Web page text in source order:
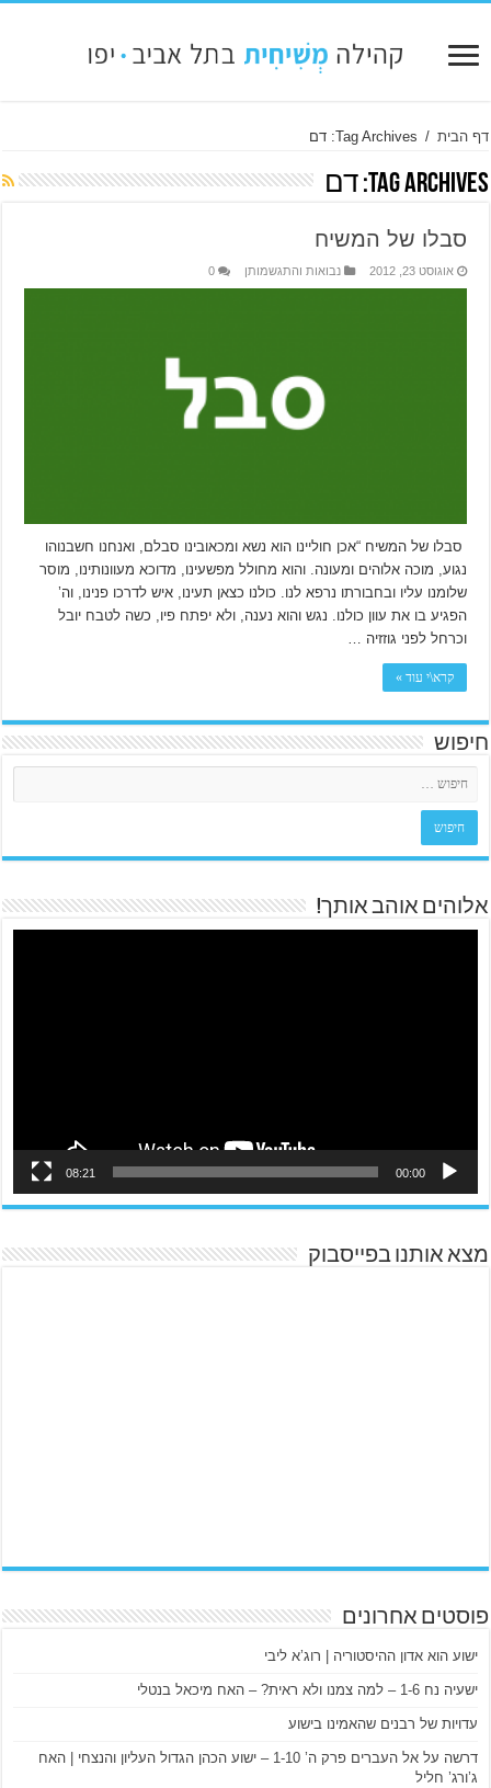
דף הבית / Tag Archives: דם
Tag Archives: דם
סבלו של המשיח
אוגוסט 23, 2012 נבואות והתגשמותן 0
סבלו של המשיח “אכן חוליינו הוא נשא ומכאובינו סבלם, ואנחנו חשבנוהו
נגוע, מוכה אלוהים ומעונה. והוא מחולל מפשעינו, מדוכא מעוונותינו, מוסר
שלומנו עליו ובחבורתו נרפא לנו. כולנו כצאן תעינו, איש לדרכו פנינו, וה’
הפגיע בו את עוון כולנו. נגש והוא נענה, ולא יפתח פיו, כשה לטבח יובל
וכרחל לפני גוזזיה …
קרא\י עוד »
חיפוש
אלוהים אוהב אותך!
00:00
08:21
מצא אותנו בפייסבוק
פוסטים אחרונים
ישוע הוא אדון ההיסטוריה | רוג’א ליבי
ישעיה נח 1-6 – למה צמנו ולא ראית? – האח מיכאל בנטלי
עדויות של רבנים שהאמינו בישוע
דרשה על אל העברים פרק ה’ 1-10 – ישוע הכהן הגדול העליון והנצחי | האח
ג’ורג’ חליל